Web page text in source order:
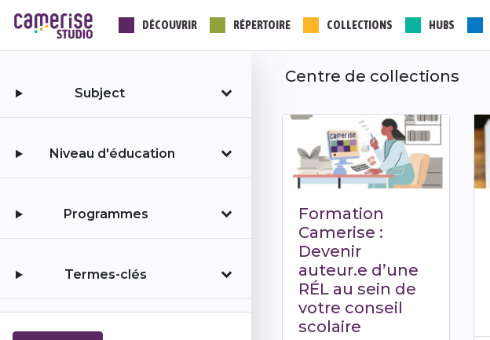
au
contenu
DÉCOUVRIR RÉPERTOIRE COLLECTIONS HUBS
Centre de collections
Formation
Camerise :
Devenir
auteur.e d’une
RÉL au sein de
votre conseil
scolaire
Subject
Niveau d'éducation
Programmes
Termes-clés